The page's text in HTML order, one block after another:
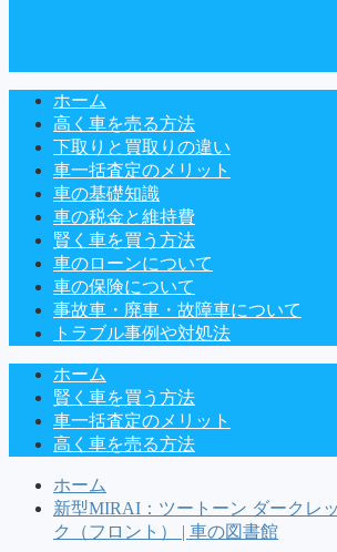
ホーム
高く車を売る方法
下取りと買取りの違い
車一括査定のメリット
車の基礎知識
車の税金と維持費
賢く車を買う方法
車のローンについて
車の保険について
事故車・廃車・故障車について
トラブル事例や対処法
ホーム
賢く車を買う方法
車一括査定のメリット
高く車を売る方法
ホーム
新型MIRAI：ツートーン ダークレ
ク（フロント） | 車の図書館